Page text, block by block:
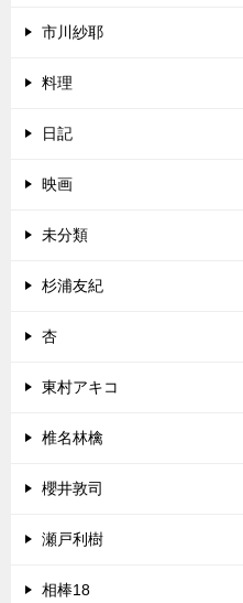
市川紗耶
料理
日記
映画
未分類
杉浦友紀
杏
東村アキコ
椎名林檎
櫻井敦司
瀬戸利樹
相棒18